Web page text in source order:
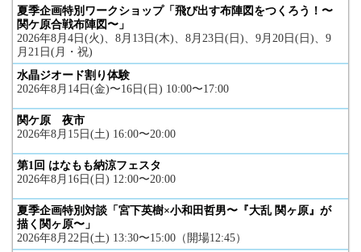
夏季企画特別ワークショップ「飛び出す布陣図をつくろう！〜
関ケ原合戦布陣図〜」
2026年8月4日(火)、8月13日(木)、8月23日(日)、9月20日(日)、9
月21日(月・祝)
水晶ジオード割り体験
2026年8月14日(金)〜16日(日) 10:00〜17:00
関ケ原 夜市
2026年8月15日(土) 16:00〜20:00
第1回 はなもも納涼フェスタ
2026年8月16日(日) 12:00〜20:00
夏季企画特別対談「宮下英樹×小和田哲男〜『大乱 関ヶ原』が
描く関ヶ原〜」
2026年8月22日(土) 13:30〜15:00（開場12:45）